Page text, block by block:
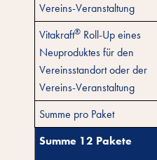
Vereins-Veranstaltung
Vitakraft®Roll-Up eines
Neuproduktes für den
Vereinsstandort oder der
Vereins-Veranstaltung
Summe pro Paket
Summe 12 Pakete